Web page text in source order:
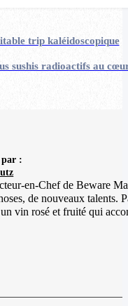
trip kaléidoscopique
sushis radioactifs au
:
en-Chef de Beware
de nouveaux talents.
vin rosé et fruité qui